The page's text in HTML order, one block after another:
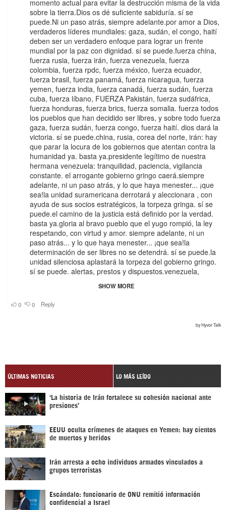
ÚLTIMAS NOTICIAS LO MÁS LEÍDO
‘La historia de Irán fortalece su cohesión nacional ante
presiones’
EEUU oculta crímenes de ataques en Yemen: hay cientos
de muertos y heridos
Irán arresta a ocho individuos armados vinculados a
grupos terroristas
Escándalo: funcionario de ONU remitió información
confidencial a Israel